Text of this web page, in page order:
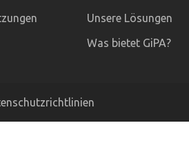
Unsere Lösungen
Was bietet GiPA?